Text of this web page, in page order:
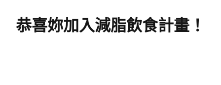
恭喜妳加入減脂飲食計畫！